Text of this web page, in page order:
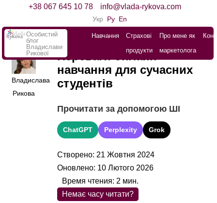
+38 067 645 10 78 info@vlada-rykova.com
Укр Ру En
Особистий
блог
Владислави
Рикової
Навчання
Страхові
продукти
Про мене як
маркетолога
Владислава
Рикова
Переваги онлайн-
навчання для сучасних
студентів
Прочитати за допомогою ШІ
ChatGPT Perplexity Grok
Створено: 21 Жовтня 2024
Оновлено: 10 Лютого 2026
Немає часу читати?
Время чтения: 2 мин.